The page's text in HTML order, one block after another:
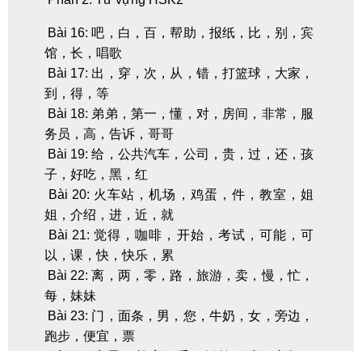
Bài 16: 吧，白，百，帮助，报纸，比，别，宾
馆，长，唱歌
Bài 17: 出，穿，次，从，错，打篮球，大家，
到，得，等
Bài 18: 弟弟，第一，懂，对，房间，非常，服
务员，高，告诉，哥哥
Bài 19: 给，公共汽车，公司，贵，过，还，孩
子，好吃，黑，红
Bài 20: 火车站，机场，鸡蛋，件，教室，姐
姐，介绍，进，近，就
Bài 21: 觉得，咖啡，开始，考试，可能，可
以，课，快，快乐，累
Bài 22: 离，两，零，路，旅游，卖，慢，忙，
每，妹妹
Bài 23: 门，面条，男，您，牛奶，女，旁边，
跑步，便宜，票